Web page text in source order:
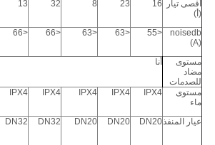
أقصى تيار
(أ)
16
23
8
32
13
noisedb
(A)
<55
<63
<63
<66
<66
مستوى
مضاد
للصدمات
أنا
مستوى
ماء
IPX4
IPX4
IPX4
IPX4
IPX4
عيار المنفذDN20
DN20
DN20
DN32
DN32